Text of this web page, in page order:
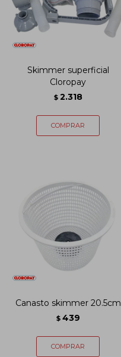
Skimmer superficial
Cloropay
$ 2.318
Canasto skimmer 20.5cm
$ 439